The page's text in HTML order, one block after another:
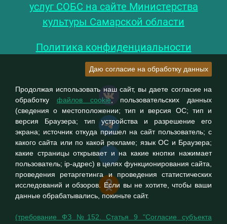
услуг СОБС на сайте Министерства
культуры Самарской области
Политика конфиденциальности
Даю согласие на обработку данных
Продолжая использовать наш сайт, вы даете согласие на
обработку файлов cookie, пользовательских данных
(сведения о местоположении; тип и версия ОС; тип и
версия Браузера; тип устройства и разрешение его
экрана; источник откуда пришел на сайт пользователь; с
какого сайта или по какой рекламе; язык ОС и Браузера;
какие страницы открывает и на какие кнопки нажимает
пользователь; ip-адрес) в целях функционирования сайта,
проведения ретаргетинга и проведения статистических
исследований и обзоров. Если вы не хотите, чтобы ваши
данные обрабатывались, покиньте сайт.
(требование ФЗ №152. Статья 9 "Согласие субъекта